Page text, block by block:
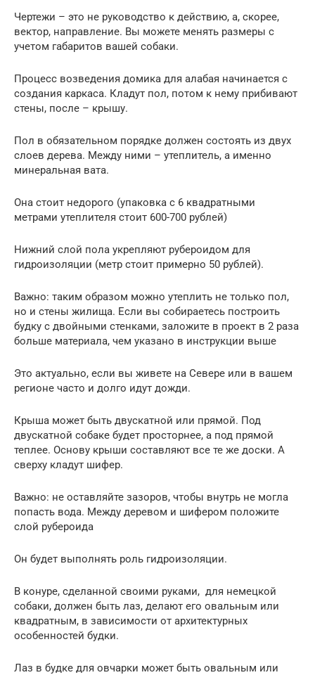
Чертежи – это не руководство к действию, а, скорее,
вектор, направление. Вы можете менять размеры с
учетом габаритов вашей собаки.
Процесс возведения домика для алабая начинается с
создания каркаса. Кладут пол, потом к нему прибивают
стены, после – крышу.
Пол в обязательном порядке должен состоять из двух
слоев дерева. Между ними – утеплитель, а именно
минеральная вата.
Она стоит недорого (упаковка с 6 квадратными
метрами утеплителя стоит 600-700 рублей)
Нижний слой пола укрепляют рубероидом для
гидроизоляции (метр стоит примерно 50 рублей).
Важно: таким образом можно утеплить не только пол,
но и стены жилища. Если вы собираетесь построить
будку с двойными стенками, заложите в проект в 2 раза
больше материала, чем указано в инструкции выше
Это актуально, если вы живете на Севере или в вашем
регионе часто и долго идут дожди.
Крыша может быть двускатной или прямой. Под
двускатной собаке будет просторнее, а под прямой
теплее. Основу крыши составляют все те же доски. А
сверху кладут шифер.
Важно: не оставляйте зазоров, чтобы внутрь не могла
попасть вода. Между деревом и шифером положите
слой рубероида
Он будет выполнять роль гидроизоляции.
В конуре, сделанной своими руками, для немецкой
собаки, должен быть лаз, делают его овальным или
квадратным, в зависимости от архитектурных
особенностей будки.
Лаз в будке для овчарки может быть овальным или